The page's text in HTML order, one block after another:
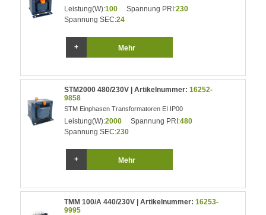
Leistung(W):100 Spannung PRI:230
Spannung SEC:24
Mehr
STM2000 480/230V | Artikelnummer:16252-
9858
STM Einphasen Transformatoren EI IP00
Leistung(W):2000 Spannung PRI:480
Spannung SEC:230
Mehr
TMM 100/A 440/230V | Artikelnummer:16253-
9995